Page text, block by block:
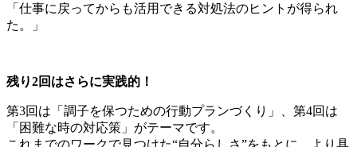
「仕事に戻ってからも活用できる対処法のヒントが得られ
た。」
残り2回はさらに実践的！
第3回は「調子を保つための行動プランづくり」、第4回は
「困難な時の対応策」がテーマです。
これまでのワークで見つけた“自分らしさ”をもとに、より具